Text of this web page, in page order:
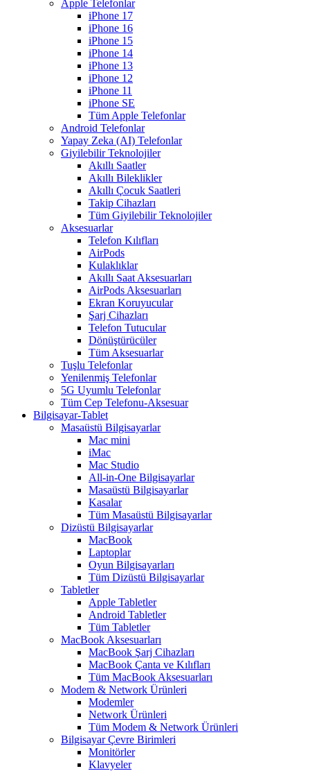
Apple Telefonlar
iPhone 17
iPhone 16
iPhone 15
iPhone 14
iPhone 13
iPhone 12
iPhone 11
iPhone SE
Tüm Apple Telefonlar
Android Telefonlar
Yapay Zeka (AI) Telefonlar
Giyilebilir Teknolojiler
Akıllı Saatler
Akıllı Bileklikler
Akıllı Çocuk Saatleri
Takip Cihazları
Tüm Giyilebilir Teknolojiler
Aksesuarlar
Telefon Kılıfları
AirPods
Kulaklıklar
Akıllı Saat Aksesuarları
AirPods Aksesuarları
Ekran Koruyucular
Şarj Cihazları
Telefon Tutucular
Dönüştürücüler
Tüm Aksesuarlar
Tuşlu Telefonlar
Yenilenmiş Telefonlar
5G Uyumlu Telefonlar
Tüm Cep Telefonu-Aksesuar
Bilgisayar-Tablet
Masaüstü Bilgisayarlar
Mac mini
iMac
Mac Studio
All-in-One Bilgisayarlar
Masaüstü Bilgisayarlar
Kasalar
Tüm Masaüstü Bilgisayarlar
Dizüstü Bilgisayarlar
MacBook
Laptoplar
Oyun Bilgisayarları
Tüm Dizüstü Bilgisayarlar
Tabletler
Apple Tabletler
Android Tabletler
Tüm Tabletler
MacBook Aksesuarları
MacBook Şarj Cihazları
MacBook Çanta ve Kılıfları
Tüm MacBook Aksesuarları
Modem & Network Ürünleri
Modemler
Network Ürünleri
Tüm Modem & Network Ürünleri
Bilgisayar Çevre Birimleri
Monitörler
Klavyeler